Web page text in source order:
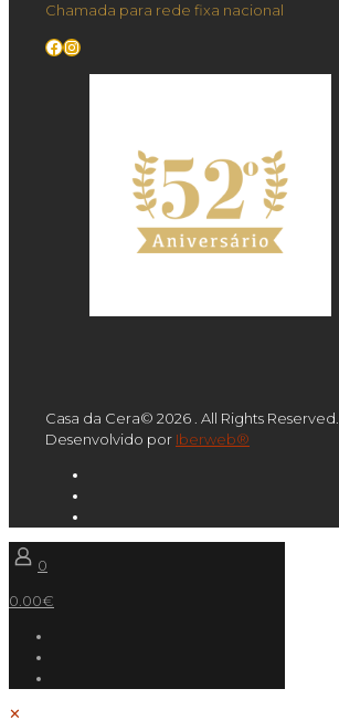
Chamada para rede fixa nacional
Facebook
Instagram
Casa da Cera© 2026 . All Rights Reserved.
Desenvolvido por Iberweb®
0
0.00€
✕